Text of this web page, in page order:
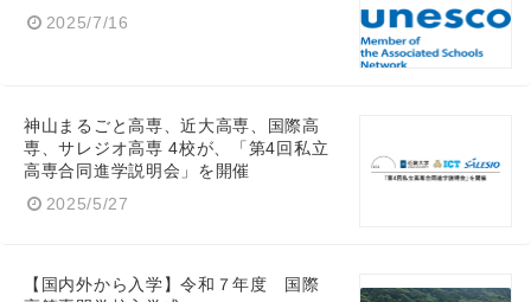
2025/7/16
神山まるごと高専、近大高専、国際高
専、サレジオ高専 4校が、「第4回私立
高専合同進学説明会」を開催
2025/5/27
【国内外から入学】令和７年度 国際
Japanese